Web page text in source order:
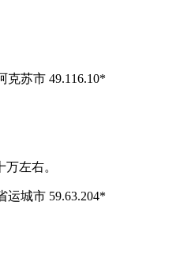
克苏市 49.116.10*
左右。
运城市 59.63.204*